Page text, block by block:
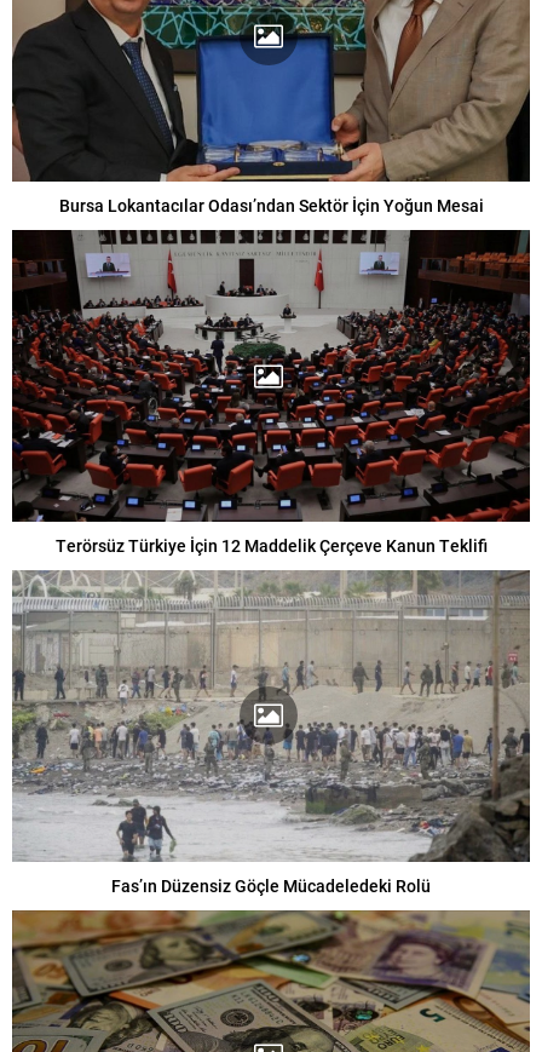
Bursa Lokantacılar Odası’ndan Sektör İçin Yoğun Mesai
Terörsüz Türkiye İçin 12 Maddelik Çerçeve Kanun Teklifi
Fas’ın Düzensiz Göçle Mücadeledeki Rolü